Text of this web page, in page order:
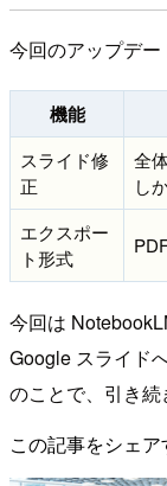
今回のアップデー
機能
スライド修
正
全
し
エクスポー
ト形式
今回は
Google スライド
のことで、引き続
この記事をシェア